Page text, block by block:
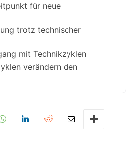
für neue
trotz technischer
mit Technikzyklen
verändern den